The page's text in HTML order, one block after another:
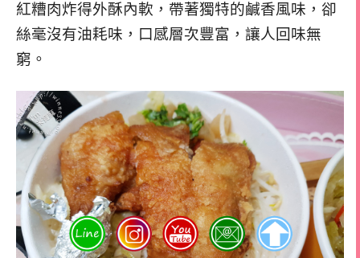
紅糟肉炸得外酥內軟，帶著獨特的鹹香風味，卻
絲毫沒有油耗味，口感層次豐富，讓人回味無
窮。